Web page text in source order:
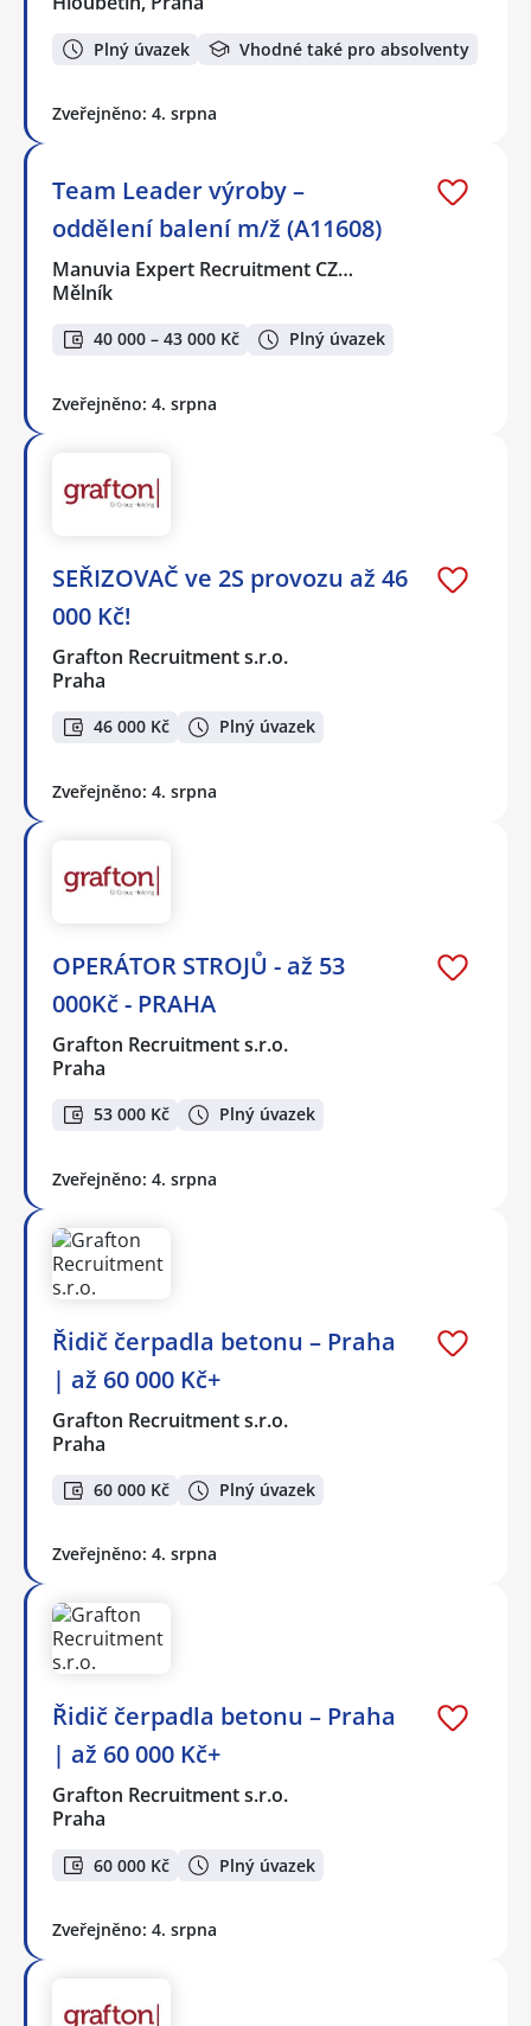
Plný úvazek Vhodné také pro absolventy
Zveřejněno: 4. srpna
Team Leader výroby –
oddělení balení m/ž (A11608)
Manuvia Expert Recruitment CZ…
Mělník
40 000 – 43 000 Kč Plný úvazek
Zveřejněno: 4. srpna
SEŘIZOVAČ ve 2S provozu až 46
000 Kč!
Grafton Recruitment s.r.o.
Praha
46 000 Kč Plný úvazek
Zveřejněno: 4. srpna
OPERÁTOR STROJŮ - až 53
000Kč - PRAHA
Grafton Recruitment s.r.o.
Praha
53 000 Kč Plný úvazek
Zveřejněno: 4. srpna
Řidič čerpadla betonu – Praha
| až 60 000 Kč+
Grafton Recruitment s.r.o.
Praha
60 000 Kč Plný úvazek
Zveřejněno: 4. srpna
Řidič čerpadla betonu – Praha
| až 60 000 Kč+
Grafton Recruitment s.r.o.
Praha
60 000 Kč Plný úvazek
Zveřejněno: 4. srpna